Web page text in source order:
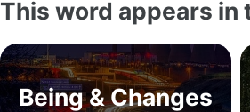
This word appears
Being & Changes